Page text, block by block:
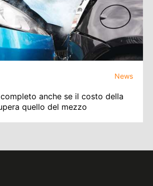
News
anche se il costo della
quello del mezzo